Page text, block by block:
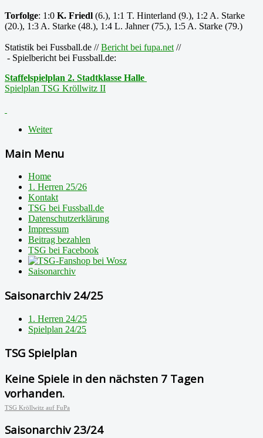
Torfolge: 1:0 K. Friedl (6.), 1:1 T. Hinterland (9.), 1:2 A. Starke
(20.), 1:3 A. Starke (48.), 1:4 L. Jahner (75.), 1:5 A. Starke (79.)
Statistik bei Fussball.de //Bericht bei fupa.net //
- Spielbericht bei Fussball.de:
Staffelspielplan 2. Stadtklasse Halle
Spielplan TSG Kröllwitz II
Weiter
Main Menu
Home
1. Herren 25/26
Kontakt
TSG bei Fussball.de
Datenschutzerklärung
Impressum
Beitrag bezahlen
TSG bei Facebook
Saisonarchiv
Saisonarchiv 24/25
1. Herren 24/25
Spielplan 24/25
TSG Spielplan
Keine Spiele in den nächsten 7 Tagen
vorhanden.
TSG Kröllwitz auf FuPa
Saisonarchiv 23/24